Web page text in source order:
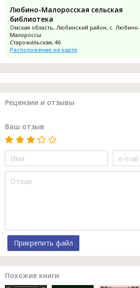
Любино-Малоросская сельская
библиотека
Омская область, Любинский район, с. Любино-
Малороссы
Старожильская, 46
Расположение на карте
Рецензии и отзывы
Ваш отзыв
Прикрепить файл
Похожие книги